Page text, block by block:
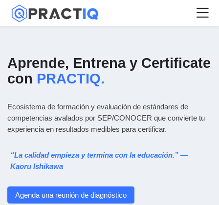
Skip to navigation
Skip to login form
Skip to main content
Skip to accessibility options
Skip to footer
Skip accessibility options
Aprende, Entrena y Certificate
con PRACTIQ.
Ecosistema de formación y evaluación de estándares de
competencias avalados por SEP/CONOCER que convierte tu
experiencia en resultados medibles para certificar.
“La calidad empieza y termina con la educación.” —
Kaoru Ishikawa
Agenda una reunión de diagnóstico